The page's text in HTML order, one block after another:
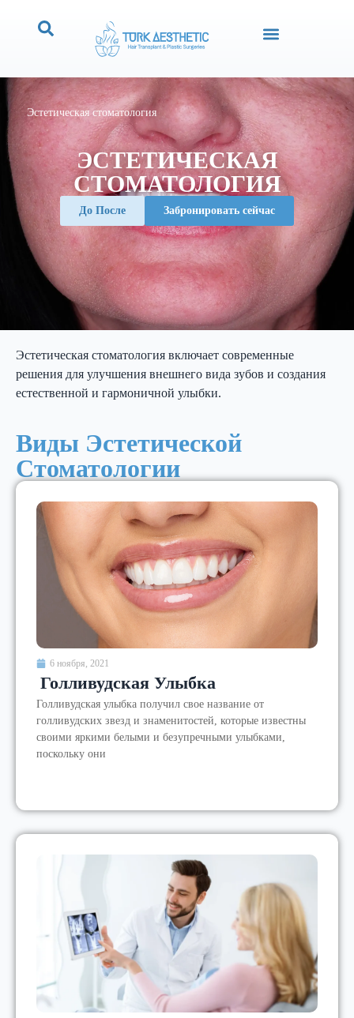
Эстетическая стоматология
ЭСТЕТИЧЕСКАЯ
СТОМАТОЛОГИЯ
До После Забронировать сейчас
Эстетическая стоматология включает современные
решения для улучшения внешнего вида зубов и создания
естественной и гармоничной улыбки.
Виды Эстетической
Стоматологии
6 ноября, 2021
Голливудская Улыбка
Голливудская улыбка получил свое название от
голливудских звезд и знаменитостей, которые известны
своими яркими белыми и безупречными улыбками,
поскольку они